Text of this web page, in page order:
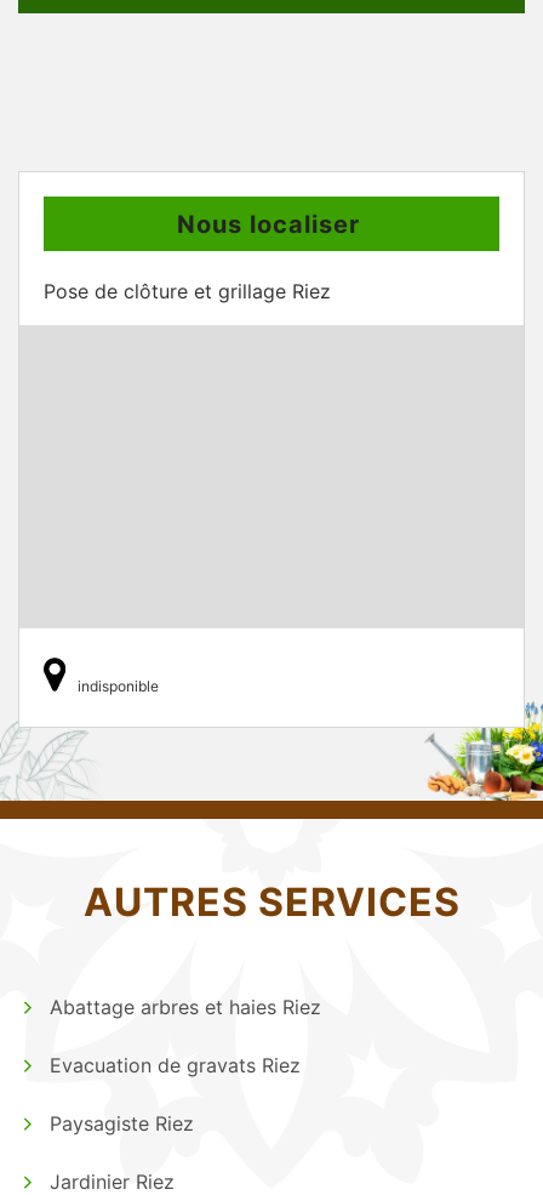
Nous localiser
Pose de clôture et grillage Riez
indisponible
AUTRES SERVICES
Abattage arbres et haies Riez
Evacuation de gravats Riez
Paysagiste Riez
Jardinier Riez